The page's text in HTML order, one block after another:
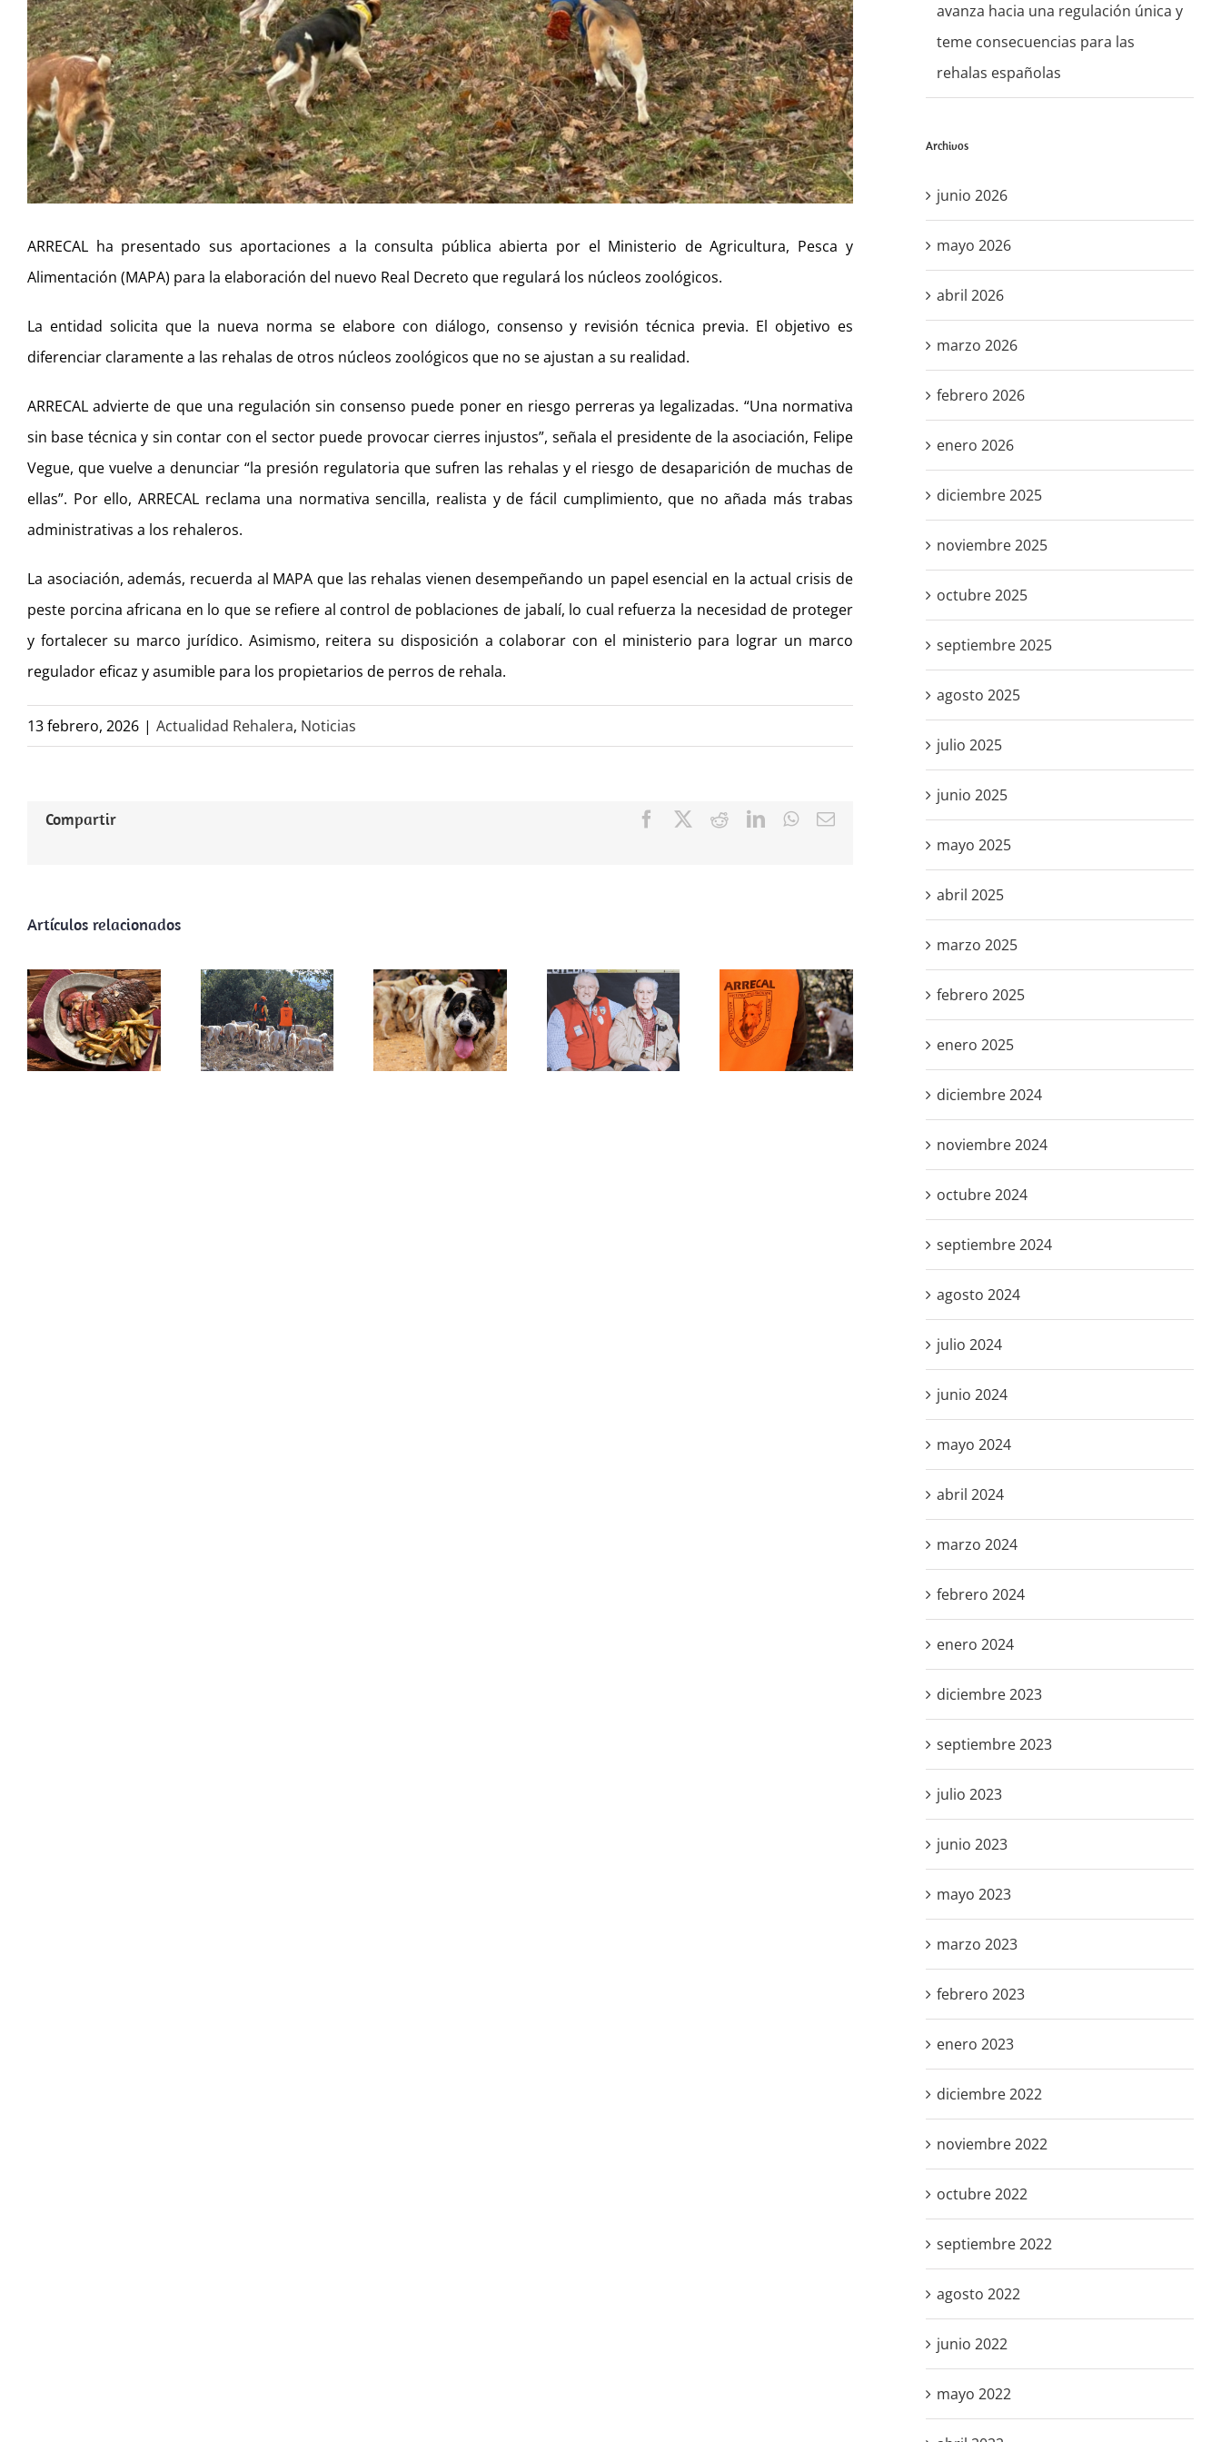
ARRECAL ha presentado sus aportaciones a la consulta pública abierta por el Ministerio de Agricultura, Pesca y
Alimentación (MAPA) para la elaboración del nuevo Real Decreto que regulará los núcleos zoológicos.
La entidad solicita que la nueva norma se elabore con diálogo, consenso y revisión técnica previa. El objetivo es
diferenciar claramente a las rehalas de otros núcleos zoológicos que no se ajustan a su realidad.
ARRECAL advierte de que una regulación sin consenso puede poner en riesgo perreras ya legalizadas. “Una normativa
sin base técnica y sin contar con el sector puede provocar cierres injustos”, señala el presidente de la asociación, Felipe
Vegue, que vuelve a denunciar “la presión regulatoria que sufren las rehalas y el riesgo de desaparición de muchas de
ellas”. Por ello, ARRECAL reclama una normativa sencilla, realista y de fácil cumplimiento, que no añada más trabas
administrativas a los rehaleros.
La asociación, además, recuerda al MAPA que las rehalas vienen desempeñando un papel esencial en la actual crisis de
peste porcina africana en lo que se refiere al control de poblaciones de jabalí, lo cual refuerza la necesidad de proteger
y fortalecer su marco jurídico. Asimismo, reitera su disposición a colaborar con el ministerio para lograr un marco
regulador eficaz y asumible para los propietarios de perros de rehala.
13 febrero, 2026 | Actualidad Rehalera, Noticias
Compartir FacebookRedditLinkedInWhatsApp
Correo
Artículos relacionados
Desperdicio
criminal
La Rioja la
adhesión a la
licencia
interautonómica
y reconocer a
la rehala
director
general de
Derechos de
los Animales
una
normativa
Juan Antonio
Sarasqueta:
se marcha
una voz
imprescindible
de la caza
Europa
avanza hacia
una
regulación
única y teme
consecuencias
La Rioja la
interautonómica
gestión
avanza hacia una regulación única y
teme consecuencias para las
rehalas españolas
Archivos
junio 2026
mayo 2026
abril 2026
marzo 2026
febrero 2026
enero 2026
diciembre 2025
noviembre 2025
octubre 2025
septiembre 2025
agosto 2025
julio 2025
junio 2025
mayo 2025
abril 2025
marzo 2025
febrero 2025
enero 2025
diciembre 2024
noviembre 2024
octubre 2024
septiembre 2024
agosto 2024
julio 2024
junio 2024
mayo 2024
abril 2024
marzo 2024
febrero 2024
enero 2024
diciembre 2023
septiembre 2023
julio 2023
junio 2023
mayo 2023
marzo 2023
febrero 2023
enero 2023
diciembre 2022
noviembre 2022
octubre 2022
septiembre 2022
agosto 2022
junio 2022
mayo 2022